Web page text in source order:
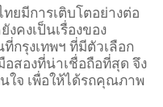
ยมีการเติบโตอย่างต่อ
คงเป็นเรื่องของ
กรุงเทพฯ ที่มีตัวเลือก
สองที่น่าเชื่อถือที่สุด จึง
ใจ เพื่อให้ได้รถคุณภาพ